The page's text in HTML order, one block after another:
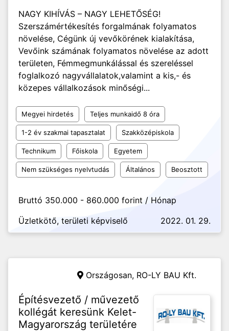
NAGY KIHÍVÁS – NAGY LEHETŐSÉG!
Szerszámértékesítés forgalmának folyamatos
növelése, Cégünk új vevőkörének kialakítása,
Vevőink számának folyamatos növelése az adott
területen, Fémmegmunkálással és szereléssel
foglalkozó nagyvállalatok,valamint a kis,- és
közepes vállalkozások minőségi...
Megyei hirdetés Teljes munkaidő 8 óra
1-2 év szakmai tapasztalat Szakközépiskola
Technikum Főiskola Egyetem
Nem szükséges nyelvtudás Általános Beosztott
Bruttó 350.000 - 860.000 forint / Hónap
Üzletkötő, területi képviselő
2022. 01. 29.
Országosan, RO-LY BAU Kft.
Építésvezető / művezető
kollégát keresünk Kelet-
Magyarország területére